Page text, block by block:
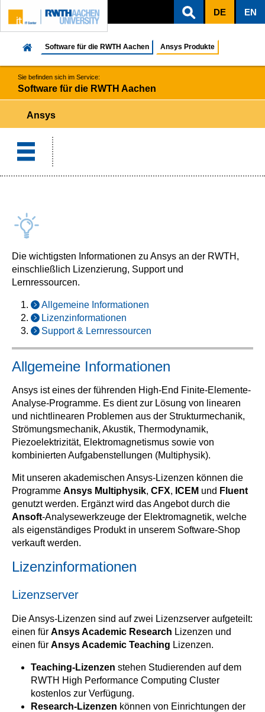
ZUM INHALTSBEREICH
ZUR HAUPTNAVIGATION
ZUR SUCHE
DE EN
Software für die RWTH Aachen Ansys Produkte
Sie befinden sich im Service:
Software für die RWTH Aachen
Ansys
Die wichtigsten Informationen zu Ansys an der RWTH,
einschließlich Lizenzierung, Support und
Lernressourcen.
Allgemeine Informationen
Lizenzinformationen
Support & Lernressourcen
Allgemeine Informationen
Ansys ist eines der führenden High-End Finite-Elemente-
Analyse-Programme. Es dient zur Lösung von linearen
und nichtlinearen Problemen aus der Strukturmechanik,
Strömungsmechanik, Akustik, Thermodynamik,
Piezoelektrizität, Elektromagnetismus sowie von
kombinierten Aufgabenstellungen (Multiphysik).
Mit unseren akademischen Ansys-Lizenzen können die
Programme Ansys Multiphysik, CFX, ICEM und Fluent
genutzt werden. Ergänzt wird das Angebot durch die
Ansoft-Analysewerkzeuge der Elektromagnetik, welche
als eigenständiges Produkt in unserem Software-Shop
verkauft werden.
Lizenzinformationen
Lizenzserver
Die Ansys-Lizenzen sind auf zwei Lizenzserver aufgeteilt:
einen für Ansys Academic Research Lizenzen und
einen für Ansys Academic Teaching Lizenzen.
Teaching-Lizenzen stehen Studierenden auf dem
RWTH High Performance Computing Cluster
kostenlos zur Verfügung.
Research-Lizenzen können von Einrichtungen der